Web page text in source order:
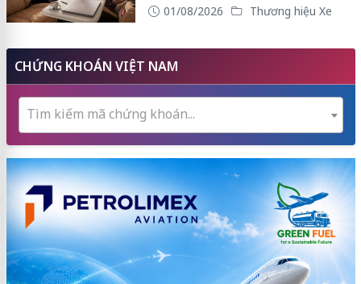
01/08/2026 Thương hiệu Xe
CHỨNG KHOÁN VIỆT NAM
Tìm kiếm mã chứng khoán...